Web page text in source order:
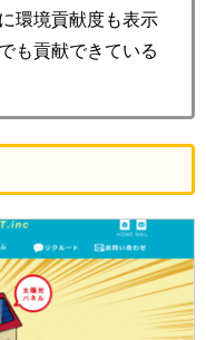
環境貢献度も表示
も貢献できている